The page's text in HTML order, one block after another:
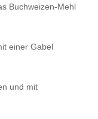
Buchweizen-Mehl
einer Gabel
und mit